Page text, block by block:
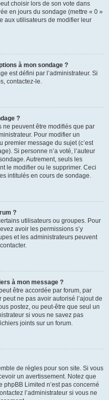
choisir lors de son vote dans
en jours du sondage (mettre « 0 »
aux utilisateurs de modifier leur
à mon sondage ?
est défini par l’administrateur. Si
contactez-le.
?
peuvent être modifiés que par
Pour modifier un
premier message du sujet (c’est
Si personne n’a voté, l’auteur
Autrement, seuls les
le modifier ou le supprimer. Ceci
intitulés en cours de sondage.
?
utilisateurs ou groupes. Pour
avoir les permissions s’y
et les administrateurs peuvent
à mon message ?
être accordée par forum, par
ne pas avoir autorisé l’ajout de
postez, ou peut-être que seul un
si vous ne savez pas
joints sur un forum.
de règles pour son site. Si vous
un avertissement. Notez que
phpBB Limited n’est pas concerné
l’administrateur si vous ne